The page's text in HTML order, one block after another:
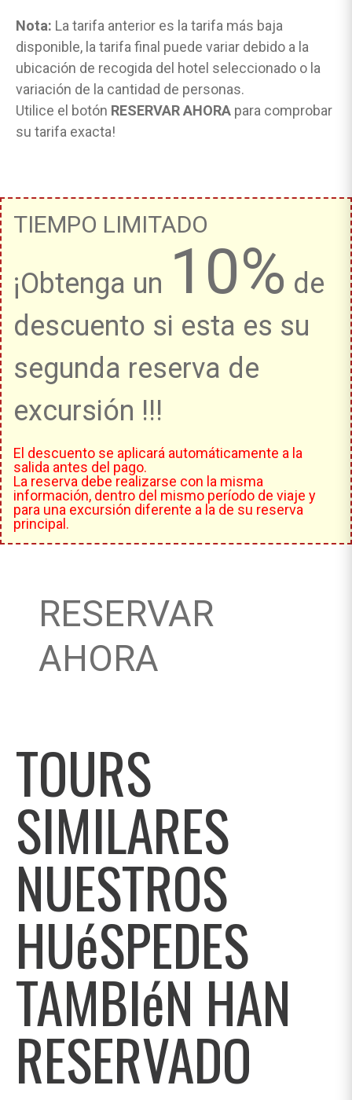
Nota: La tarifa anterior es la tarifa más baja
disponible, la tarifa final puede variar debido a la
ubicación de recogida del hotel seleccionado o la
variación de la cantidad de personas.
Utilice el botón RESERVAR AHORA para comprobar
su tarifa exacta!
TIEMPO LIMITADO
¡Obtenga un 10% de
descuento si esta es su
segunda reserva de
excursión !!!
El descuento se aplicará automáticamente a la
salida antes del pago.
La reserva debe realizarse con la misma
información, dentro del mismo período de viaje y
para una excursión diferente a la de su reserva
principal.
RESERVAR
AHORA
TOURS
SIMILARES
NUESTROS
HUéSPEDES
TAMBIéN HAN
RESERVADO